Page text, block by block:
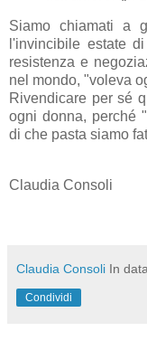
Siamo chiamati a
l'invincibile estate
resistenza e
nel mondo, "voleva
Rivendicare per sé
ogni donna, perché
di che pasta siamo
Claudia Consoli
Claudia Consoli In
Condividi